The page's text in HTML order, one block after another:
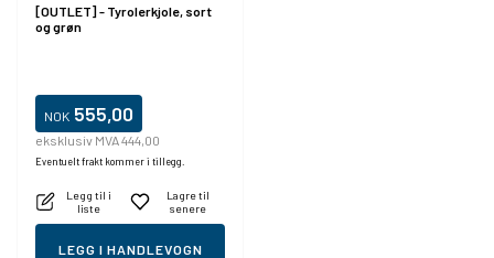
[OUTLET] - Tyrolerkjole, sort
og grøn
NOK 555,00
eksklusiv MVA 444,00
Eventuelt frakt kommer i tillegg.
Legg til i
liste
Lagre til
senere
LEGG I HANDLEVOGN